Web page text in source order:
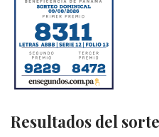
Resultados del